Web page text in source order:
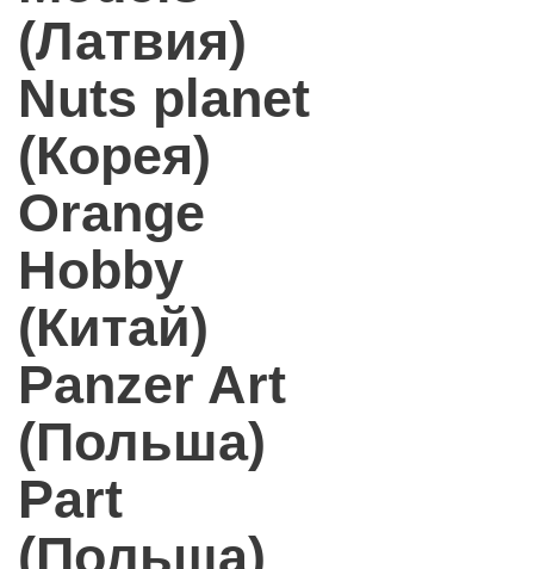
(Латвия)
Nuts planet
(Корея)
Orange
Hobby
(Китай)
Panzer Art
(Польша)
Part
(Польша)